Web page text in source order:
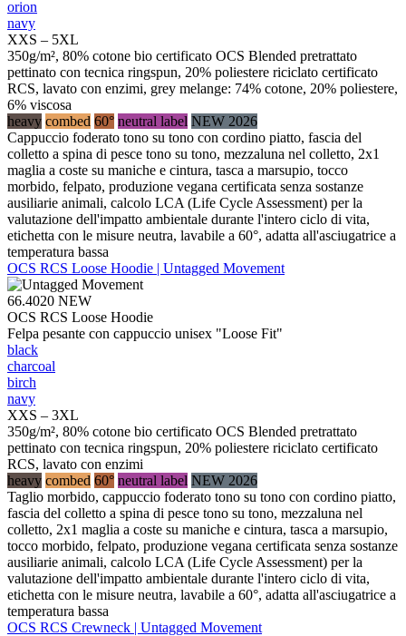
orion
navy
XXS – 5XL
350g/m², 80% cotone bio certificato OCS Blended pretrattato
pettinato con tecnica ringspun, 20% poliestere riciclato certificato
RCS, lavato con enzimi, grey melange: 74% cotone, 20% poliestere,
6% viscosa
heavy combed 60° neutral label NEW 2026
Cappuccio foderato tono su tono con cordino piatto, fascia del
colletto a spina di pesce tono su tono, mezzaluna nel colletto, 2x1
maglia a coste su maniche e cintura, tasca a marsupio, tocco
morbido, felpato, produzione vegana certificata senza sostanze
ausiliarie animali, calcolo LCA (Life Cycle Assessment) per la
valutazione dell'impatto ambientale durante l'intero ciclo di vita,
etichetta con le misure neutra, lavabile a 60°, adatta all'asciugatrice a
temperatura bassa
OCS RCS Loose Hoodie | Untagged Movement
66.4020 NEW
OCS RCS Loose Hoodie
Felpa pesante con cappuccio unisex "Loose Fit"
black
charcoal
birch
navy
XXS – 3XL
350g/m², 80% cotone bio certificato OCS Blended pretrattato
pettinato con tecnica ringspun, 20% poliestere riciclato certificato
RCS, lavato con enzimi
heavy combed 60° neutral label NEW 2026
Taglio morbido, cappuccio foderato tono su tono con cordino piatto,
fascia del colletto a spina di pesce tono su tono, mezzaluna nel
colletto, 2x1 maglia a coste su maniche e cintura, tasca a marsupio,
tocco morbido, felpato, produzione vegana certificata senza sostanze
ausiliarie animali, calcolo LCA (Life Cycle Assessment) per la
valutazione dell'impatto ambientale durante l'intero ciclo di vita,
etichetta con le misure neutra, lavabile a 60°, adatta all'asciugatrice a
temperatura bassa
OCS RCS Crewneck | Untagged Movement